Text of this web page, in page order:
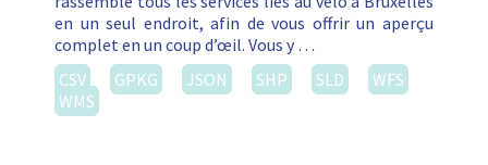
en un seul endroit, afin de vous offrir un aperçu
complet en un coup d’œil. Vous y …
CSV
GPKG JSON SHP SLD
WFS
WMS